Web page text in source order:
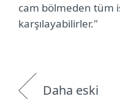
cam bölmeden tüm
karşılayabilirler."
Daha eski